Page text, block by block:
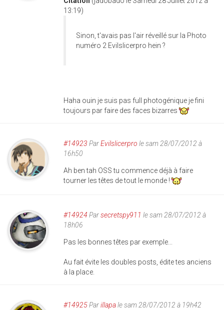
13:19)
Sinon, t'avais pas l'air réveillé sur la Photo
numéro 2 Evilslicerpro hein ?
Haha ouin je suis pas full photogénique je fini
toujours par faire des faces bizarres
#14923 ParEvilslicerpro le sam 28/07/2012 à
16h50
Ah ben tah OSS tu commence déjà à faire
tourner les têtes de tout le monde !
#14924 Parsecretspy911 le sam 28/07/2012 à
18h06
Pas les bonnes têtes par exemple...
Au fait évite les doubles posts, édite tes anciens
à la place.
#14925Parillapale sam 28/07/2012 à 19h42